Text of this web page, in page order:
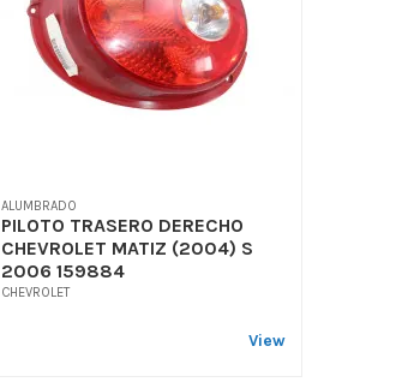
ALUMBRADO
PILOTO TRASERO DERECHO
CHEVROLET MATIZ (2004) S
2006 159884
CHEVROLET
View